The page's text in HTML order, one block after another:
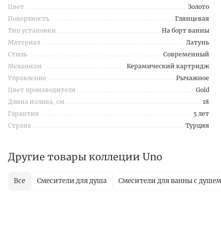
Цвет
Золото
Поверхность
Глянцевая
Тип установки
На борт ванны
Материал
Латунь
Стиль
Современный
Механизм
Керамический картридж
Управление
Рычажное
Цвет производителя
Gold
Длина излива, см
18
Гарантия
5 лет
Страна
Турция
Другие товары коллеции Uno
Все Смесители для душа Смесители для ванны с душем